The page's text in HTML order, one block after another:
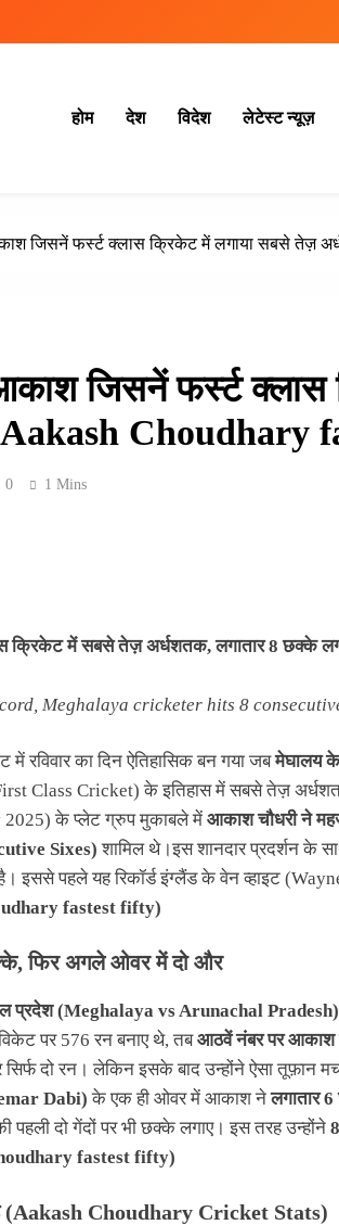
होम देश विदेश लेटेस्ट न्यूज़
जिसनें फर्स्ट क्लास क्रिकेट में लगाया सबसे तेज़
जिसनें फर्स्ट क्लास
Choudhary
0 1 Mins
क्रिकेट में सबसे तेज़ अर्धशतक, लगातार 8 छक्के
Meghalaya cricketer hits 8
में रविवार का दिन ऐतिहासिक बन गया जबमेघालय
Class Cricket) के इतिहास में सबसे तेज़
2025) के प्लेट ग्रुप मुकाबले में आकाश चौधरी ने
Sixes) शामिल थे।इस शानदार प्रदर्शन के
है। इससे पहले यह रिकॉर्ड इंग्लैंड के वेन व्हाइट
fastest fifty)
फिर अगले ओवर में दो और
प्रदेश (Meghalaya vs Arunachal Pradesh)
पर 576 रन बनाए थे, तबआठवें नंबर पर आकाश
दो रन। लेकिन इसके बाद उन्होंने ऐसा तूफ़ान
Dabi) के एक ही ओवर में आकाश नेलगातार
पहली दो गेंदों पर भी छक्के लगाए। इस तरह उन्होंने
fastest fifty)
Choudhary Cricket Stats)